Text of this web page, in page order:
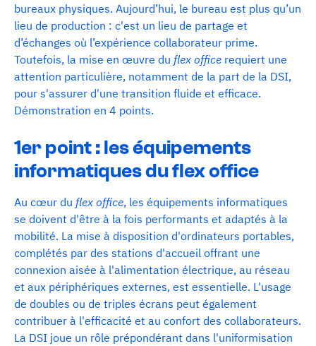
bureaux physiques. Aujourd’hui, le bureau est plus qu’un
lieu de production : c'est un lieu de partage et
d’échanges où l’expérience collaborateur prime.
Toutefois, la mise en œuvre du flex office requiert une
attention particulière, notamment de la part de la DSI,
pour s'assurer d'une transition fluide et efficace.
Démonstration en 4 points.
1er point : les équipements
informatiques du flex office
Au cœur du flex office, les équipements informatiques
se doivent d'être à la fois performants et adaptés à la
mobilité. La mise à disposition d'ordinateurs portables,
complétés par des stations d'accueil offrant une
connexion aisée à l'alimentation électrique, au réseau
et aux périphériques externes, est essentielle. L'usage
de doubles ou de triples écrans peut également
contribuer à l'efficacité et au confort des collaborateurs.
La DSI joue un rôle prépondérant dans l'uniformisation